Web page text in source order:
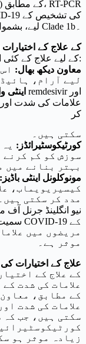
Clade 1b کے علاج کے اختیارات
Clade 1b کے لیے علاج کے کئی اختیارات دستیاب ہیں، بشمول:
معاون دیکھ بھال:
لیے آرام،
اینٹی
کر
سکتی ہیں۔
کورٹیکوسٹیرائڈز:
سوزش کو کم کرنے
بہتر بنانے میں
مونوکلونل اینٹی باڈیز:
کیسیریویماب،
مدد کر سکتی ہیں۔
نیو انگلینڈ جرنل
مریضوں میں
موثر ہے۔
علاج کے اختیارات
علامات کی شدت
کے مطابق،
علامات کی شدت
سکتی ہیں، جب کہ
زیادہ موثر ہو